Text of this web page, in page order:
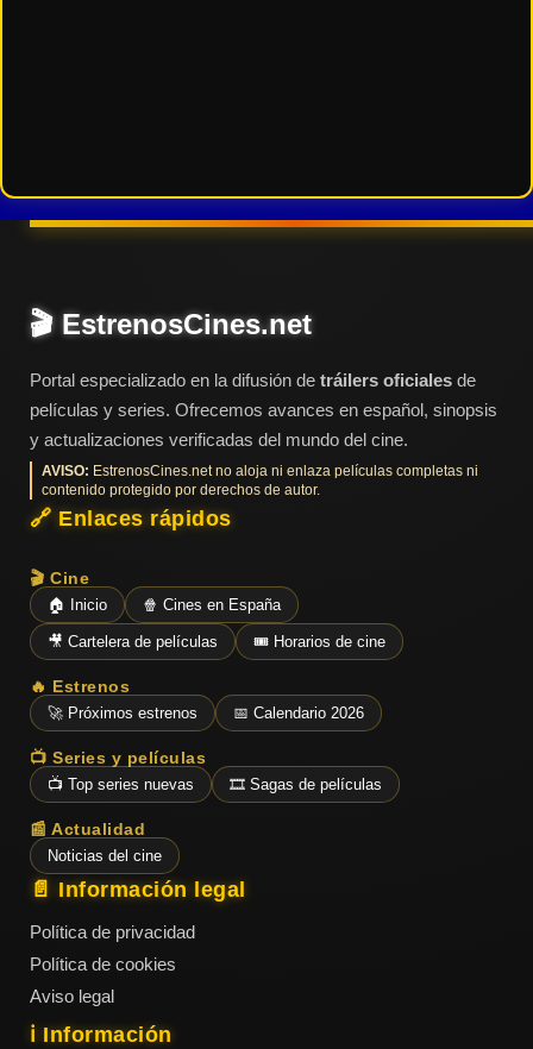
🎬 EstrenosCines.net
Portal especializado en la difusión de tráilers oficiales de
películas y series. Ofrecemos avances en español, sinopsis
y actualizaciones verificadas del mundo del cine.
AVISO: EstrenosCines.net no aloja ni enlaza películas completas ni
contenido protegido por derechos de autor.
🔗 Enlaces rápidos
🎬 Cine
🏠 Inicio 🍿 Cines en España
🎥 Cartelera de películas 🎟️ Horarios de cine
🔥 Estrenos
🚀 Próximos estrenos 📅 Calendario 2026
📺 Series y películas
📺 Top series nuevas 🎞️ Sagas de películas
📰 Actualidad
Noticias del cine
📄 Información legal
Política de privacidad
Política de cookies
Aviso legal
ℹ️ Información